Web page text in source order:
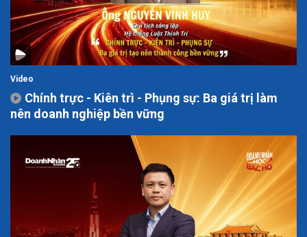
Video
Chính trực - Kiên trì - Phụng sự: Ba giá trị làm
nên doanh nghiệp bền vững